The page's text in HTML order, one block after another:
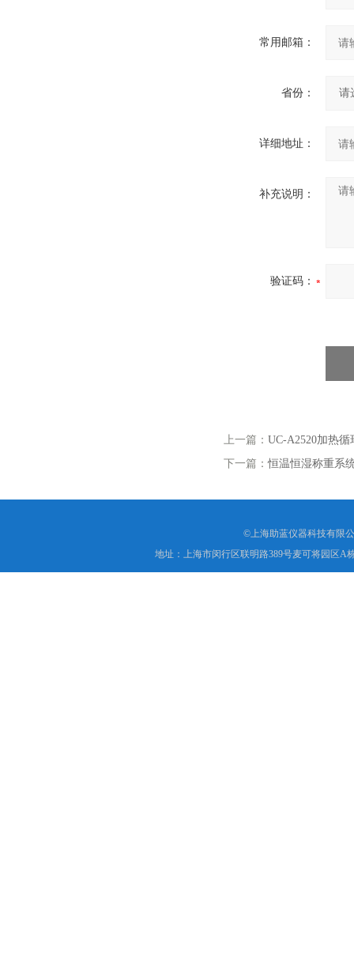
常用邮箱：
省份：
详细地址：
补充说明：
验证码：
上一篇： UC-A2520加热
下一篇：恒温恒湿称重系
©上海助蓝仪器科技有限
地址：上海市闵行区联明路389号麦可将园区A